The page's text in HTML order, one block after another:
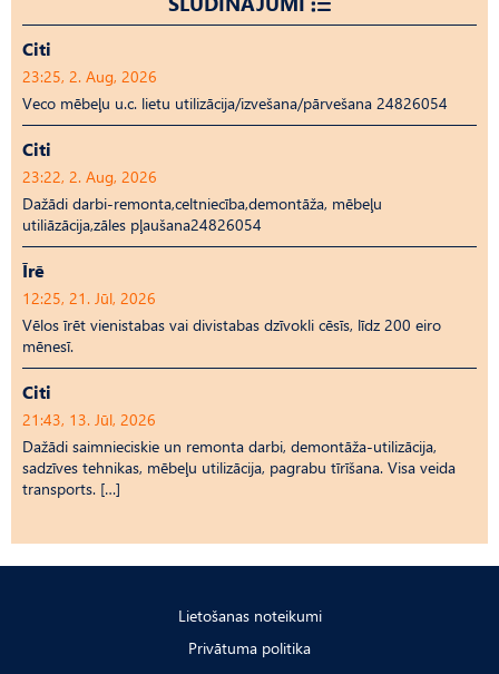
Citi
23:25, 2. Aug, 2026
Veco mēbeļu u.c. lietu utilizācija/izvešana/pārvešana 24826054
Citi
23:22, 2. Aug, 2026
Dažādi darbi-remonta,celtniecība,demontāža, mēbeļu
utiliāzācija,zāles pļaušana24826054
Īrē
12:25, 21. Jūl, 2026
Vēlos īrēt vienistabas vai divistabas dzīvokli cēsīs, līdz 200 eiro
mēnesī.
Citi
21:43, 13. Jūl, 2026
Dažādi saimnieciskie un remonta darbi, demontāža-utilizācija,
sadzīves tehnikas, mēbeļu utilizācija, pagrabu tīrīšana. Visa veida
transports. […]
Lietošanas noteikumi
Privātuma politika